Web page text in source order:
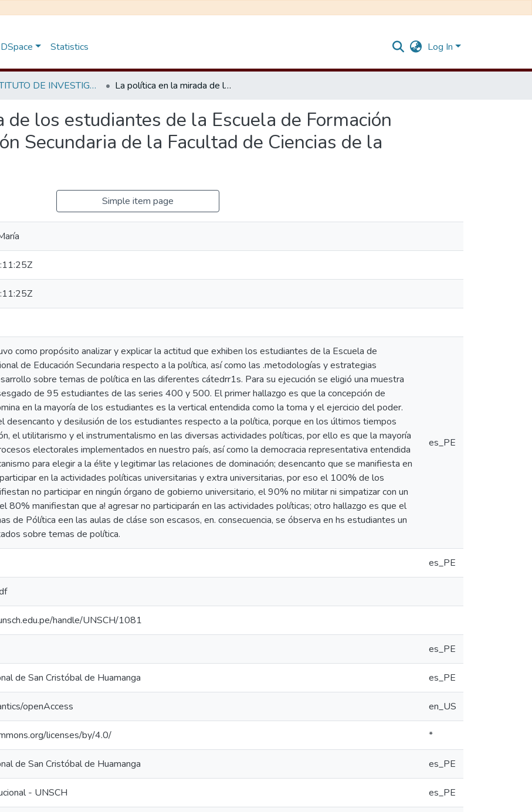
Statistics Log In
INSTITUTO DE INVESTIGACIÓN La política en la mirada de los estudiantes de la Escuela de Formación Profesional de Educación Secundaria de la Facultad de Ciencias de la Educación
los estudiantes de la Escuela de Formación
Secundaria de la Facultad de Ciencias de la
Simple item page
como propósito analizar y explicar la actitud que exhiben los estudiantes de la Escuela de
de Educación Secundaria respecto a la política, así como las .metodologías y estrategias
sobre temas de política en las diferentes cátedrr1s. Para su ejecución se eligió una muestra
de 95 estudiantes de las series 400 y 500. El primer hallazgo es que la concepción de
en la mayoría de los estudiantes es la vertical entendida como la toma y el ejercicio del poder.
desencanto y desilusión de los estudiantes respecto a la política, porque en los últimos tiempos
el utilitarismo y el instrumentalismo en las diversas actividades políticas, por ello es que la mayoría
electorales implementados en nuestro país, así como la democracia representativa entendida
para elegir a la é!ite y legitimar las relaciones de dominación; desencanto que se manifiesta en
en la actividades políticas universitarias y extra universitarias, por eso el 100% de los
no participar en ningún órgano de gobierno universitario, el 90% no militar ni simpatizar con un
80% manifiestan que a! agresar no participarán en las actividades políticas; otro hallazgo es que el
de Pólítica een las aulas de cláse son escasos, en. consecuencia, se óbserva en hs estudiantes un
sobre temas de política.
es_PE
es_PE
handle/UNSCH/1081
es_PE
de San Cristóbal de Huamanga es_PE
openAccess en_US
licenses/by/4.0/ *
de San Cristóbal de Huamanga es_PE
- UNSCH es_PE